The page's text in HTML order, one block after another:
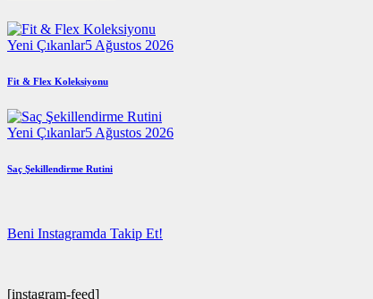
Yeni Çıkanlar5 Ağustos 2026
Fit & Flex Koleksiyonu
Yeni Çıkanlar5 Ağustos 2026
Saç Şekillendirme Rutini
Beni Instagramda Takip Et!
[instagram-feed]